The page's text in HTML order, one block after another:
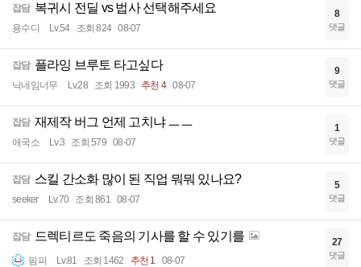
잡담 복귀시 전딜 vs 법사 선택해주세요
용수디 Lv.54 조회 824 08-07
8
댓글
잡담 플라잉 브루토 타고싶다
닉네임너무 Lv.28 조회 1993 추천 4 08-07
9
댓글
잡담 재제작 버그 언제 고치냐 ㅡㅡ
애국소 Lv.3 조회 579 08-07
1
댓글
잡담 스킬 간소화 많이 된 직업 뭐뭐 있나요?
seeker Lv.70 조회 861 08-07
5
댓글
잡담 드렉티르도 죽음의 기사를 할 수 있기를
핌피 Lv.81 조회 1462 추천 1 08-07
27
댓글